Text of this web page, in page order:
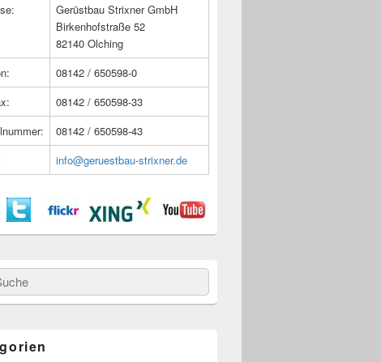
Gerüstbau Strixner GmbH
Birkenhofstraße 52
82140 Olching
08142 / 650598-0
08142 / 650598-33
08142 / 650598-43
info@geruestbau-strixner.de